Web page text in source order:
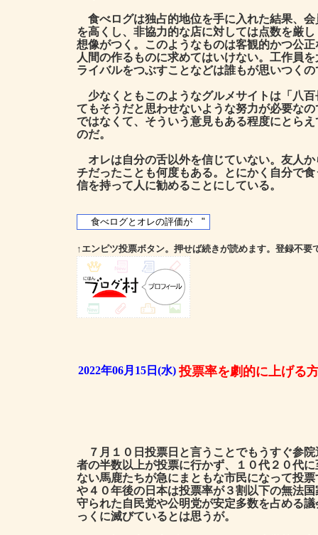
食べログは独占的地位を手に入れた結果、
を高くし、非協力的な店に対しては点数を厳
想像がつく。このようなものは客観的かつ公
人間の作るものに求めてはいけない。工作員
ライバルをつぶすことなどは誰もが思いつくの
少なくともこのようなグルメサイトは「八
てもそうだと思わせないような努力が必要な
ではなくて、そういう意見もある程度にとら
のだ。
オレは自分の舌以外を信じていない。友人
チだったことも何度もある。とにかく自分で
信を持って人に勧めることにしている。
↑エンピツ投票ボタン。押せば続きが読めます。登録不要
2022年06月15日(水) 投票率を劇的に上げる
７月１０日投票日と言うことでもうすぐ参
者の半数以上が投票に行かず、１０代２０代
ない馬鹿たちが急にまともな市民になって投
や４０年後の日本は投票率が３割以下の無法
守られた自民党や公明党が安定多数を占める
っくに滅びているとは思うが。